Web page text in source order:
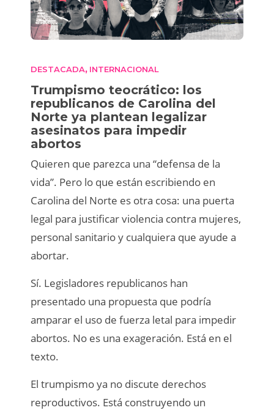
DESTACADA, INTERNACIONAL
Trumpismo teocrático: los
republicanos de Carolina del
Norte ya plantean legalizar
asesinatos para impedir
abortos
Quieren que parezca una “defensa de la
vida”. Pero lo que están escribiendo en
Carolina del Norte es otra cosa: una puerta
legal para justificar violencia contra mujeres,
personal sanitario y cualquiera que ayude a
abortar.
Sí. Legisladores republicanos han
presentado una propuesta que podría
amparar el uso de fuerza letal para impedir
abortos. No es una exageración. Está en el
texto.
El trumpismo ya no discute derechos
reproductivos. Está construyendo un